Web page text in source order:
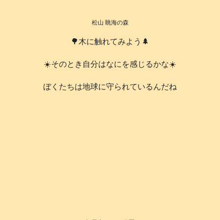
松山 眺海の森
🌳木に触れてみよう🌲
☀️そのとき自分はなにを感じるかな☀️
️ぼくたちは地球に守られているんだね